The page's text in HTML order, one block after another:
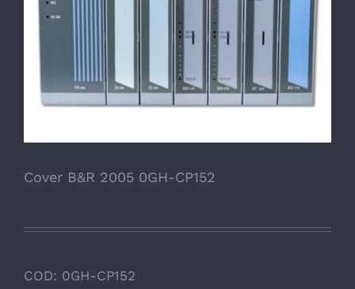
Cover B&R 2005 0GH-CP152
COD: 0GH-CP152